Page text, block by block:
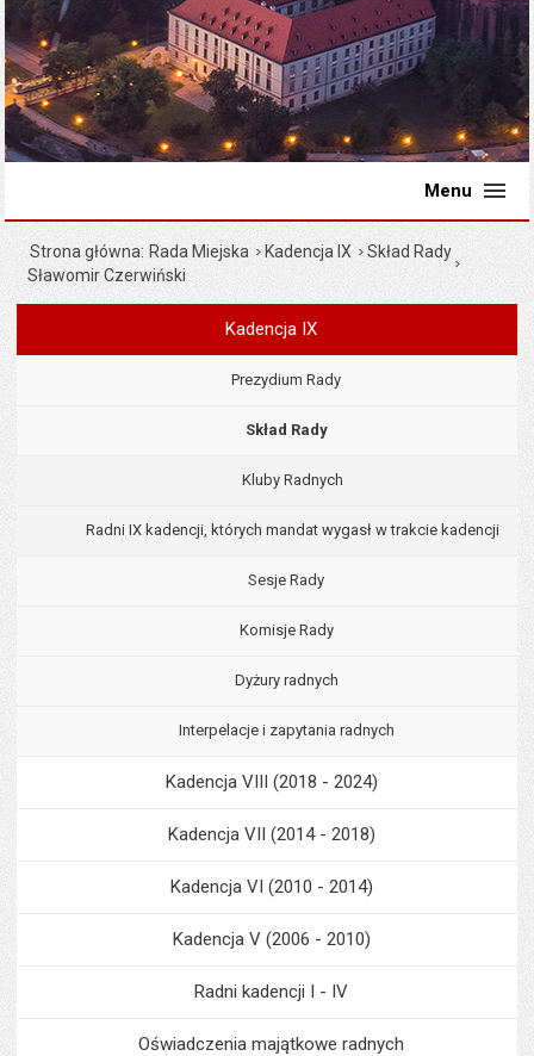
Menu
Strona główna Rada Miejska Kadencja IX
Skład Rady
Sławomir Czerwiński
Menu
Kadencja IX
Prezydium Rady
Skład Rady
Kluby Radnych
Radni IX kadencji, których mandat wygasł w trakcie kadencji
Sesje Rady
Komisje Rady
Dyżury radnych
Interpelacje i zapytania radnych
Kadencja VIII (2018 - 2024)
Kadencja VII (2014 - 2018)
Kadencja VI (2010 - 2014)
Kadencja V (2006 - 2010)
Radni kadencji I - IV
Oświadczenia majątkowe radnych